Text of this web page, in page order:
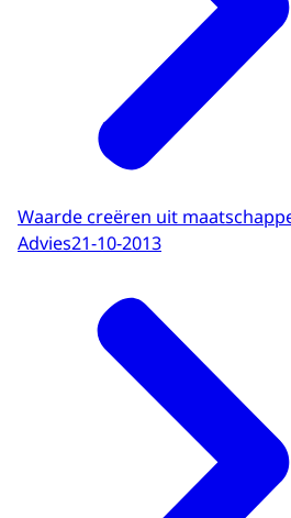
Waarde creëren uit
Advies21-10-2013